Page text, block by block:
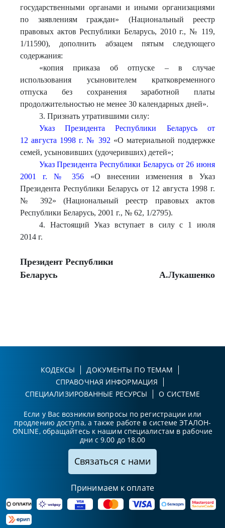
государственными органами и иными организациями
по заявлениям граждан» (Национальный реестр
правовых актов Республики Беларусь, 2010 г., № 119,
1/11590), дополнить абзацем пятым следующего
содержания:
«копия приказа об отпуске – в случае
использования усыновителем кратковременного
отпуска без сохранения заработной платы
продолжительностью не менее 30 календарных дней».
3. Признать утратившими силу:
Указ Президента Республики Беларусь от
12 августа 1998 г. № 392 «О материальной поддержке
семей, усыновивших (удочеривших) детей»;
Указ Президента Республики Беларусь от 26 июня
2001 г. № 356 «О внесении изменения в Указ
Президента Республики Беларусь от 12 августа 1998 г.
№ 392» (Национальный реестр правовых актов
Республики Беларусь, 2001 г., № 62, 1/2795).
4. Настоящий Указ вступает в силу с 1 июля
2014 г.
Президент Республики
Беларусь
А.Лукашенко
КОДЕКСЫ
ДОКУМЕНТЫ ПО ТЕМАМ
СПРАВОЧНАЯ ИНФОРМАЦИЯ
СПЕЦИАЛИЗИРОВАННЫЕ РЕСУРСЫ
О СИСТЕМЕ
Если у Вас возникли вопросы по регистрации или
продлению доступа, а также работе в системе ЭТАЛОН-
ONLINE, обращайтесь к нашим специалистам в рабочие
дни с 9.00 до 18.00
Связаться с нами
Принимаем к оплате